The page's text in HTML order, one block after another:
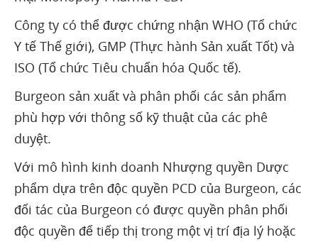
Công ty có thể được chứng nhận WHO (Tổ chức
Y tế Thế giới), GMP (Thực hành Sản xuất Tốt) và
ISO (Tổ chức Tiêu chuẩn hóa Quốc tế).
Burgeon sản xuất và phân phối các sản phẩm
phù hợp với thông số kỹ thuật của các phê
duyệt.
Với mô hình kinh doanh Nhượng quyền Dược
phẩm dựa trên độc quyền PCD của Burgeon, các
đối tác của Burgeon có được quyền phân phối
độc quyền để tiếp thị trong một vị trí địa lý hoặc